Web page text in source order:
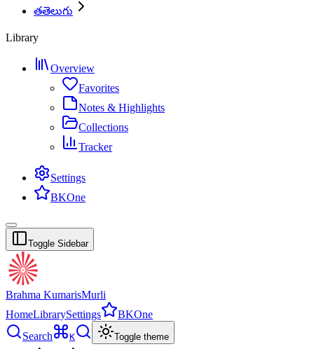
తతెలుగు
Library
Overview
Favorites
Notes & Highlights
Collections
Tracker
Settings
BKOne
Toggle Sidebar
Brahma KumarisMurli
HomeLibrarySettings
BKOne
Search
K Toggle theme